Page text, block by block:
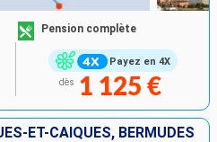
Payez en 4X
Pension complète
dès 1 125 €
ET-CAÏQUES, BERMUDES